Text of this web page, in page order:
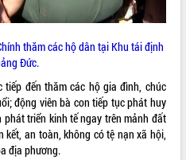
thăm các hộ dân tại Khu tái định
Đức.
đến thăm các hộ gia đình, chúc
động viên bà con tiếp tục phát huy
triển kinh tế ngay trên mảnh đất
an toàn, không có tệ nạn xã hội,
địa phương.